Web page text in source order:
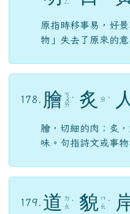
原指時移事易，好
物」失去了原來的意
178. 膾 ㄎ
ㄨ
ㄞ
ˋ 炙 ㄓ ˋ
膾，切細的肉；炙
味。句指詩文或事
179. 道 ㄉ
ㄠ ˋ 貌 ㄇ
ㄠ ˋ